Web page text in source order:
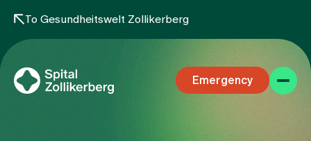
To Gesundheitswelt Zollikerberg
Emergency